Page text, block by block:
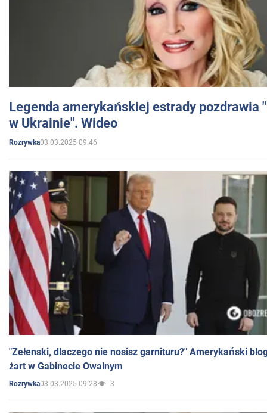
Legenda amerykańskiej estrady pozdrawia
w Ukrainie". Wideo
Rozrywka03.03.2025 09:46
"Zełenski, dlaczego nie nosisz garnituru?" Amerykański
żart w Gabinecie Owalnym
Rozrywka03.03.2025 09:28 3